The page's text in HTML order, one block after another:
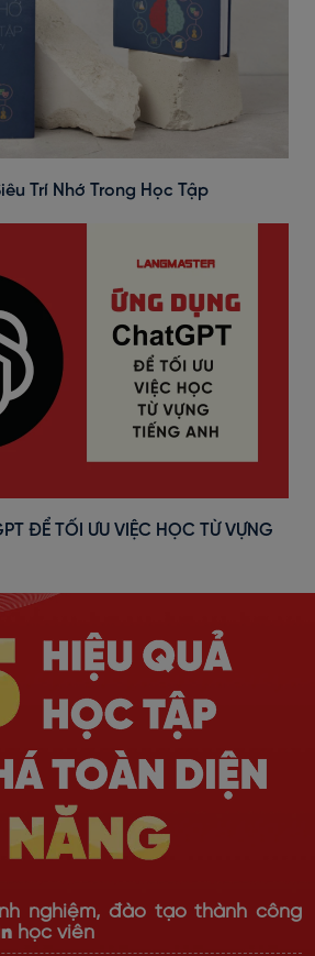
Trí Nhớ Trong Học Tập
ĐỂ TỐI ƯU VIỆC HỌC TỪ VỰNG
nghiệm, đào tạo thành công
học viên